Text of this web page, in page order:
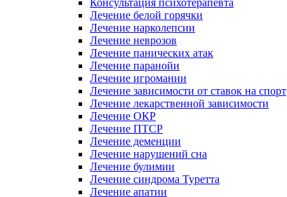
Консультация психотерапевта
Лечение белой горячки
Лечение нарколепсии
Лечение неврозов
Лечение панических атак
Лечение паранойи
Лечение игромании
Лечение зависимости от ставок на спорт
Лечение лекарственной зависимости
Лечение ОКР
Лечение ПТСР
Лечение деменции
Лечение нарушений сна
Лечение булимии
Лечение синдрома Туретта
Лечение апатии